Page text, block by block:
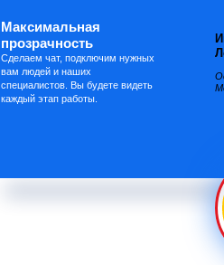
Максимальная
прозрачность
Сделаем чат, подключим нужных
вам людей и наших
специалистов. Вы будете видеть
каждый этап работы.